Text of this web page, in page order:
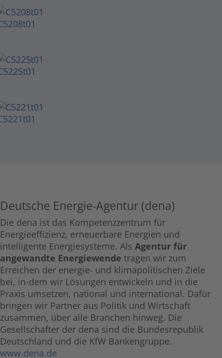
Deutsche Energie-Agentur (dena)
Die dena ist das Kompetenzzentrum für
Energieeffizienz, erneuerbare Energien und
intelligente Energiesysteme. Als Agentur für
angewandte Energiewende tragen wir zum
Erreichen der energie- und klimapolitischen Ziele
bei, in-dem wir Lösungen entwickeln und in die
Praxis umsetzen, national und international. Dafür
bringen wir Partner aus Politik und Wirtschaft
zusammen, über alle Branchen hinweg. Die
Gesellschafter der dena sind die Bundesrepublik
Deutschland und die KfW Bankengruppe.
www.dena.de